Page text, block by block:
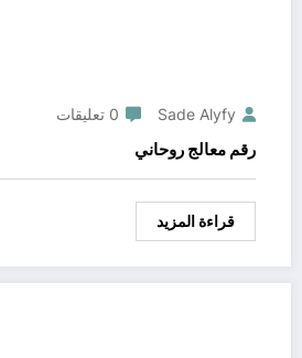
Sade Alyfy 0 تعليقات
رقم معالج روحاني
قراءة المزيد